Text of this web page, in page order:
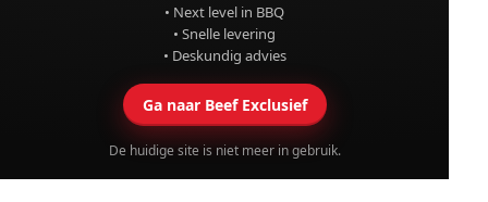
• Next level in BBQ
• Snelle levering
• Deskundig advies
Ga naar Beef Exclusief
De huidige site is niet meer in gebruik.